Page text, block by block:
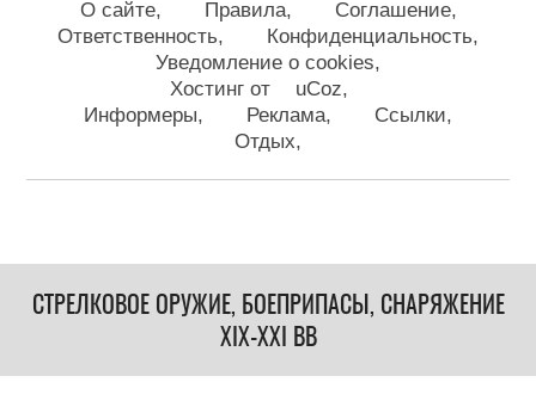
О сайте Правила
Соглашение
Ответственность
Конфиденциальность
Уведомление о cookies
Хостинг от
uCoz
Информеры
Реклама
Ссылки
Отдых
СТРЕЛКОВОЕ ОРУЖИЕ, БОЕПРИПАСЫ, СНАРЯЖЕНИЕ
XIX-XXI ВВ